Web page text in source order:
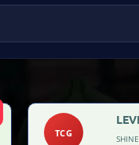
TCG